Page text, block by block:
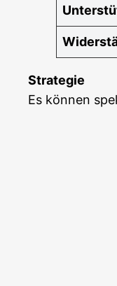
Stra­te­gie
Es kön­nen